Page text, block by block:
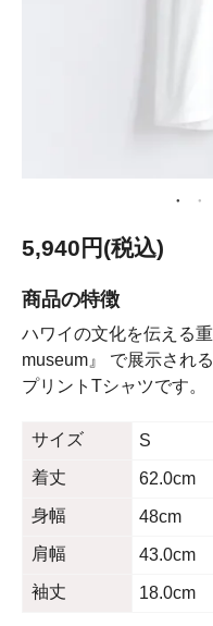
5,940円(税込)
商品の特徴
ハワイの文化を伝える
museum』 で展示され
プリントTシャツです。
サイズ S
着丈
62.0cm
身幅
48cm
肩幅
43.0cm
袖丈
18.0cm